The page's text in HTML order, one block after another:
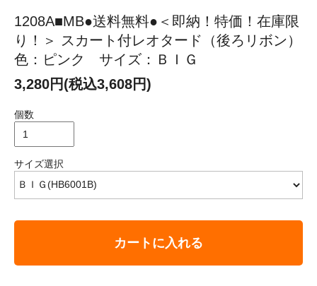
1208A■MB●送料無料●＜即納！特価！在庫限
り！＞ スカート付レオタード（後ろリボン）
色：ピンク サイズ：ＢＩＧ
3,280円(税込3,608円)
個数
サイズ選択
カートに入れる